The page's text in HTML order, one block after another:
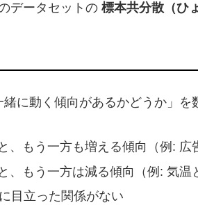
データセットの 標本共分散（ひ
に動く傾向があるかどうか」を
もう一方も増える傾向（例: 広
もう一方は減る傾向（例: 気温
目立った関係がない